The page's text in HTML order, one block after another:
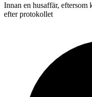
Innan en husaffär, eftersom
efter protokollet